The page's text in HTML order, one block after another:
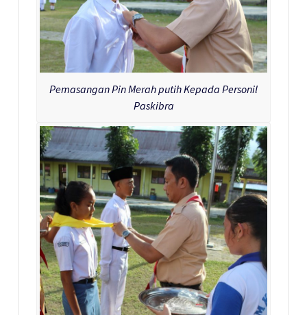
Pemasangan Pin Merah putih Kepada Personil
Paskibra